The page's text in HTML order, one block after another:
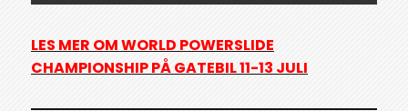
LES MER OM WORLD POWERSLIDE
CHAMPIONSHIP PÅ GATEBIL 11-13 JULI